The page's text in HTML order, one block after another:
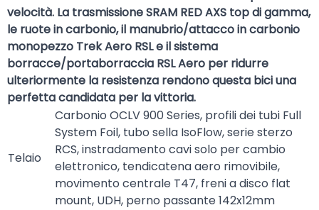
velocità. La trasmissione SRAM RED AXS top di gamma,
le ruote in carbonio, il manubrio/attacco in carbonio
monopezzo Trek Aero RSL e il sistema
borracce/portaborraccia RSL Aero per ridurre
ulteriormente la resistenza rendono questa bici una
perfetta candidata per la vittoria.
Telaio
Carbonio OCLV 900 Series, profili dei tubi Full
System Foil, tubo sella IsoFlow, serie sterzo
RCS, instradamento cavi solo per cambio
elettronico, tendicatena aero rimovibile,
movimento centrale T47, freni a disco flat
mount, UDH, perno passante 142x12mm